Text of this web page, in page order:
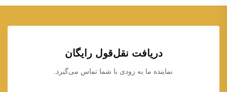
دریافت نقل‌قول رایگان
نماینده ما به زودی با شما تماس می‌گیرد.